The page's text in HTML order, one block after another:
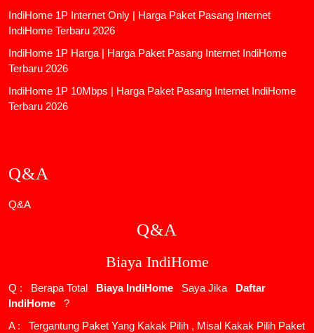
IndiHome 1P Internet Only | Harga Paket Pasang Internet
IndiHome Terbaru 2026
IndiHome 1P Harga | Harga Paket Pasang Internet IndiHome
Terbaru 2026
IndiHome 1P 10Mbps | Harga Paket Pasang Internet IndiHome
Terbaru 2026
Q&A
Q&A
Q&A
Biaya IndiHome
Q : Berapa Total Biaya IndiHome Saya Jika
Daftar
IndiHome
?
A : Tergantung Paket Yang Kakak Pilih , Misal Kakak Pilih Paket